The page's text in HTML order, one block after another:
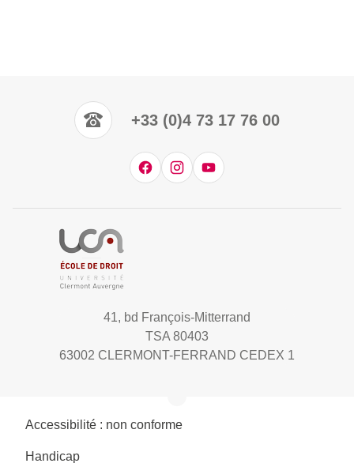
+33 (0)4 73 17 76 00
41, bd François-Mitterrand
TSA 80403
63002 CLERMONT-FERRAND CEDEX 1
Accessibilité : non conforme
Handicap